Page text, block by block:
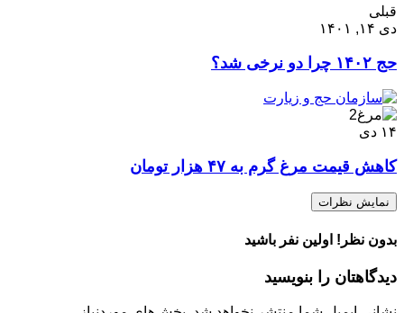
قبلی
دی ۱۴, ۱۴۰۱
حج ۱۴۰۲ چرا دو نرخی شد؟
۱۴ دی
کاهش قیمت مرغ گرم به ۴۷ هزار تومان
نمایش نظرات
بدون نظر! اولین نفر باشید
دیدگاهتان را بنویسید